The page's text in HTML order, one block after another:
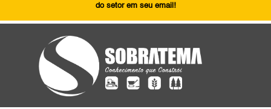
do setor em seu email!